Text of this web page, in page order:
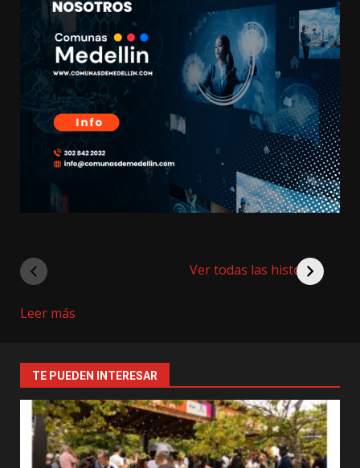
Ver todas las historias
Leer más
Alimentos
a
Barrios
Medellín
TE PUEDEN INTERESAR